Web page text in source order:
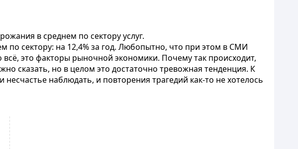
в среднем по сектору услуг.
по сектору: на 12,4% за год. Любопытно, что при этом в СМИ
это факторы рыночной экономики. Почему так происходит,
сказать, но в целом это достаточно тревожная тенденция. К
наблюдать, и повторения трагедий как-то не хотелось